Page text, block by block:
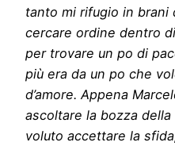
tanto mi rifugio in
cercare ordine dentro
per trovare un po di
più era da un po che
d’amore. Appena
ascoltare la bozza
voluto accettare la